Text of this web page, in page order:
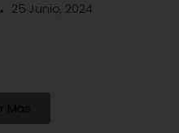
25 Junio, 2024
Más